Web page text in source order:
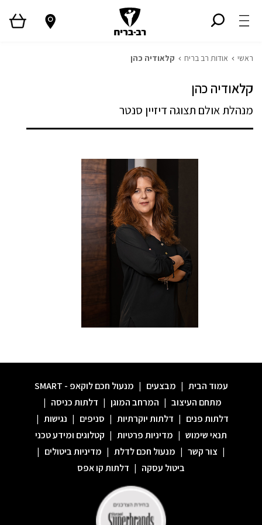
ראשי אודות רב בריח קלאודיה כהן
קלאודיה כהן
מנהלת אולם תצוגה דיזיין סנטר
עמוד הבית | מבצעים | מנעול חכם לוקאפ - SMART
מתחם העיצוב | המרחב המוגן | דלתות כניסה |
דלתות פנים | דלתות יוקרתיות | סניפים | נגישות |
תנאי שימוש | מדיניות פרטיות | קטלוגים ומידע טכני
| צור קשר | מנעול חכם לדלת | מדיניות ביטולים |
ביטול עסקה | דלתות קו אפס